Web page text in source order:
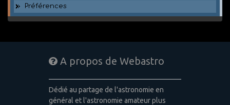
Préférences
A propos de Webastro
Dédié au partage de l'astronomie en
général et l'astronomie amateur plus